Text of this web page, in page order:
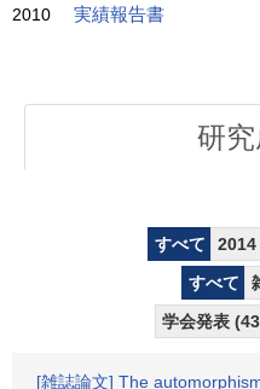
2010 実績報告書
研
すべて 2014
すべて
学会発表
[雑誌論文] The